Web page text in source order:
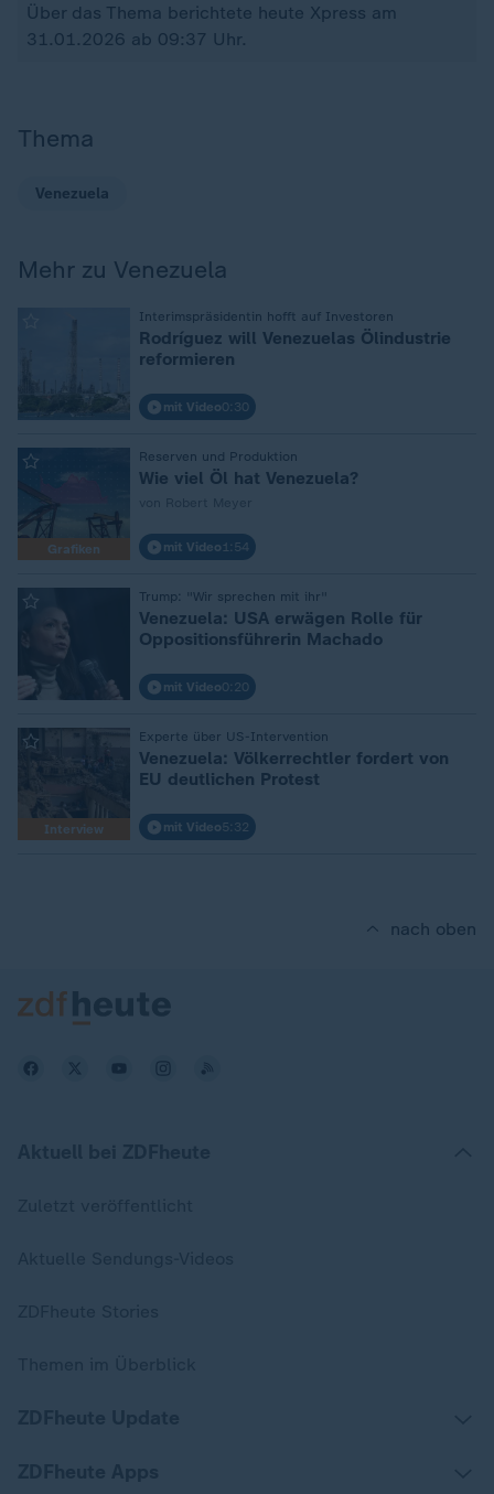
Über das Thema berichtete heute Xpress am
31.01.2026 ab 09:37 Uhr.
Thema
Venezuela
Mehr zu Venezuela
Interimspräsidentin hofft auf Investoren
Rodríguez will Venezuelas Ölindustrie
reformieren
mit Video0:30
Grafiken
Reserven und Produktion
Wie viel Öl hat Venezuela?
mit Video 1:54
Trump: "Wir sprechen mit ihr"
Venezuela: USA erwägen Rolle für
Oppositionsführerin Machado
mit Video0:20
Interview
Experte über US-Intervention
Venezuela: Völkerrechtler fordert von
EU deutlichen Protest
mit Video5:32
nach oben